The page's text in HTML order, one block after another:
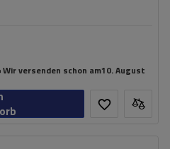
Wir versenden schon am10. August